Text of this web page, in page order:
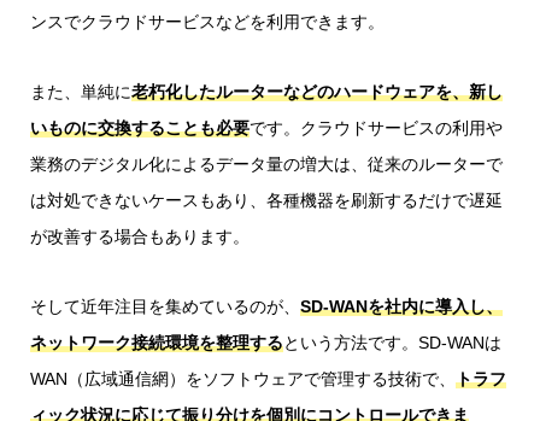
ンスでクラウドサービスなどを利用できます。
また、単純に老朽化したルーターなどのハードウェアを、新し
いものに交換することも必要です。クラウドサービスの利用や
業務のデジタル化によるデータ量の増大は、従来のルーターで
は対処できないケースもあり、各種機器を刷新するだけで遅延
が改善する場合もあります。
そして近年注目を集めているのが、 SD-WANを社内に導入し、
ネットワーク接続環境を整理するという方法です。SD-WANは
WAN（広域通信網）をソフトウェアで管理する技術で、 トラフ
ィック状況に応じて振り分けを個別にコントロールできま